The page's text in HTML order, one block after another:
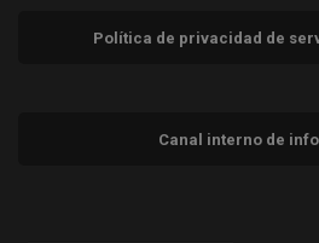
Política de privacidad de
Canal interno de